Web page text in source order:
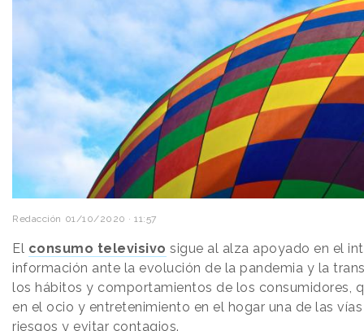
Redacción 01/10/2020 · 11:57
El consumo televisivo sigue al alza apoyado en el
información ante la evolución de la pandemia y la
los hábitos y comportamientos de los consumidores,
en el ocio y entretenimiento en el hogar una de las
riesgos y evitar contagios.